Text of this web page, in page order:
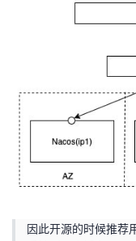
博
的
我
因此开源的时候推荐